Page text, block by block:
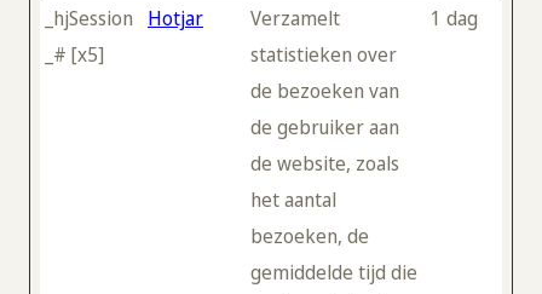
_hjSession
_# [x5]
Hotjar
Verzamelt
statistieken over
de bezoeken van
de gebruiker aan
de website, zoals
het aantal
bezoeken, de
gemiddelde tijd die
1 dag